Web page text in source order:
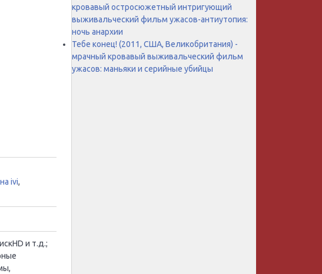
ivi,
и т.д.;
кровавый остросюжетный интригующий
выживальческий фильм ужасов-антиутопия:
ночь анархии
Тебе конец! (2011, США, Великобритания) -
мрачный кровавый выживальческий фильм
ужасов: маньяки и серийные убийцы